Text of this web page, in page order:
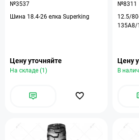
№3537
Шина 18.4-26 елка Superking
Цену уточняйте
На складе (1)
№8311
12.5/
135A8/
Цену
В